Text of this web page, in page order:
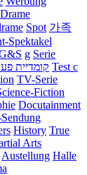
Drame
Spot 가족
Spektakel
g Serie
קומדיית Test c
TV-Serie
Fiction
Docutainment
History True
Arts
Austellung Halle